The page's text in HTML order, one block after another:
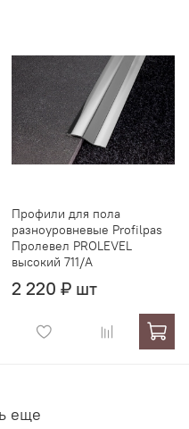
Профили для пола
разноуровневые Profilpas
Пролевел PROLEVEL
высокий 711/A
2 220 ₽ шт
еще